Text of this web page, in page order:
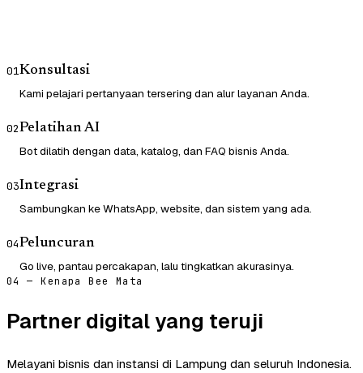
01Konsultasi
Kami pelajari pertanyaan tersering dan alur layanan Anda.
02Pelatihan AI
Bot dilatih dengan data, katalog, dan FAQ bisnis Anda.
03Integrasi
Sambungkan ke WhatsApp, website, dan sistem yang ada.
04Peluncuran
Go live, pantau percakapan, lalu tingkatkan akurasinya.
04 — Kenapa Bee Mata
Partner digital yang teruji
Melayani bisnis dan instansi di Lampung dan seluruh Indonesia.